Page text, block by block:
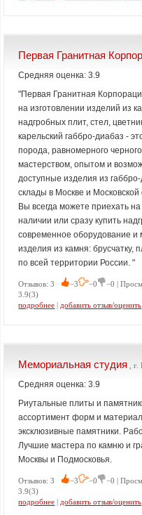
Первая Гранитная
Средняя оценка: 3.9
"Первая Гранитная
на изготовлении изделий из
надгробных плит, стел,
карельский габбро-диабаз -
порода, равномерного
мастерством, опытом и
доступные изделия из
склады в Москве и
Вы всегда можете приехать
наличии или сразу купить
современное оборудование
изделия из камня: брусчатку,
по всей территории России. "
Отзывов: 3 −3 −0
−0 |
3.9(3)
подробнее | добавить отзыв/оценить
Мемориальная студия ,
Средняя оценка: 3.9
Риутальные плиты и
ассортимент форм и
эксклюзивные памятники.
Лучшие мастера по камню и
Москвы и Подмосковья.
Отзывов: 3 −3 −0
−0 |
3.9(3)
подробнее | добавить отзыв/оценить